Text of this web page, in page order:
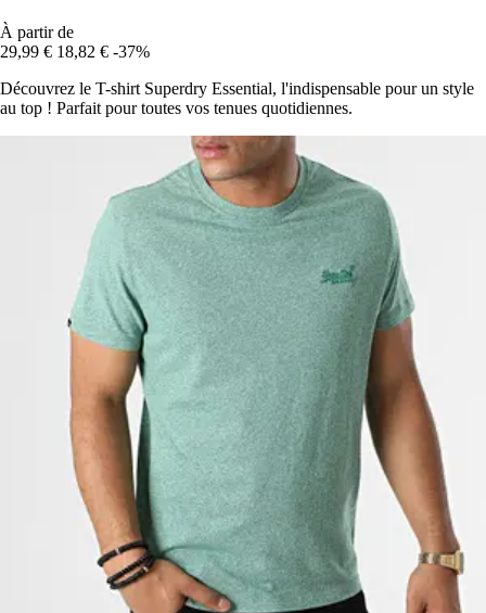
À partir de
29,99 € 18,82 € -37%
Découvrez le T-shirt Superdry Essential, l'indispensable pour un style
au top ! Parfait pour toutes vos tenues quotidiennes.